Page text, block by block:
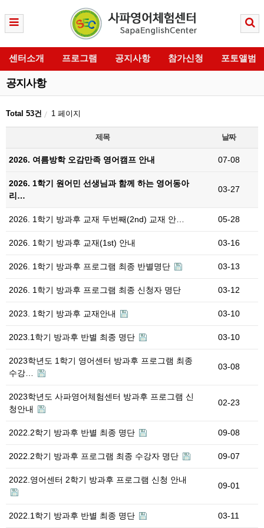
센터소개 프로그램 공지사항 참가신청 포토앨범
공지사항
Total 53건 1 페이지
제목 날짜
2026. 여름방학 오감만족 영어캠프 안내 07-08
2026. 1학기 원어민 선생님과 함께 하는 영어동아
리…
03-27
2026. 1학기 방과후 교재 두번째(2nd) 교재 안… 05-28
2026. 1학기 방과후 교재(1st) 안내 03-16
2026. 1학기 방과후 프로그램 최종 반별명단 03-13
2026. 1학기 방과후 프로그램 최종 신청자 명단 03-12
2023. 1학기 방과후 교재안내 03-10
2023.1학기 방과후 반별 최종 명단 03-10
2023학년도 1학기 영어센터 방과후 프로그램 최종
수강…
03-08
2023학년도 사파영어체험센터 방과후 프로그램 신
청안내
02-23
2022.2학기 방과후 반별 최종 명단 09-08
2022.2학기 방과후 프로그램 최종 수강자 명단 09-07
2022.영어센터 2학기 방과후 프로그램 신청 안내
09-01
2022.1학기 방과후 반별 최종 명단 03-11